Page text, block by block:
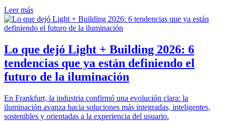
Leer más
Lo que dejó Light + Building 2026: 6
tendencias que ya están definiendo el
futuro de la iluminación
En Frankfurt, la industria confirmó una evolución clara: la
iluminación avanza hacia soluciones más integradas, inteligentes,
sostenibles y orientadas a la experiencia del usuario.